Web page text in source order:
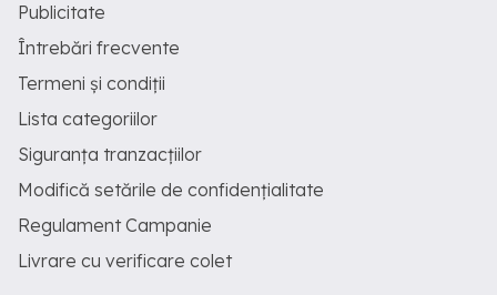
Publicitate
Întrebări frecvente
Termeni și condiții
Lista categoriilor
Siguranța tranzacțiilor
Modifică setările de confidențialitate
Regulament Campanie
Livrare cu verificare colet